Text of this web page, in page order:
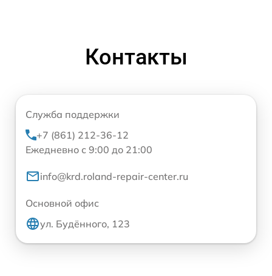
Контакты
Служба поддержки
+7 (861) 212-36-12
Ежедневно с 9:00 до 21:00
info@krd.roland-repair-center.ru
Основной офис
ул. Будённого, 123